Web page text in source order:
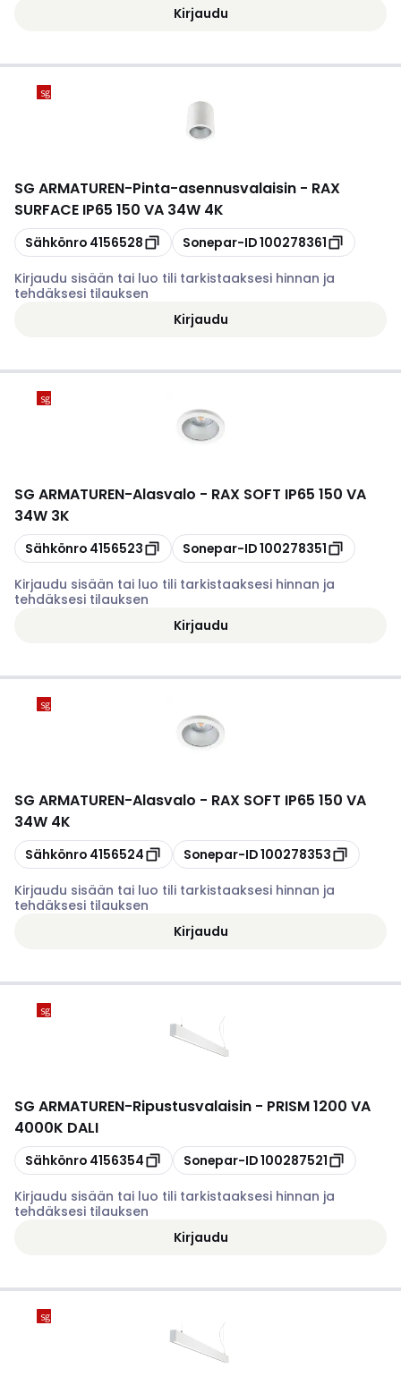
Kirjaudu
SG ARMATUREN-Pinta-asennusvalaisin - RAX
SURFACE IP65 150 VA 34W 4K
Kopioi
Sähkönro 4156528 Kopioi
Sonepar-ID100278361
Kirjaudu sisään tai luo tili tarkistaaksesi hinnan ja
tehdäksesi tilauksen
Kirjaudu
SG ARMATUREN-Alasvalo - RAX SOFT IP65 150 VA
34W 3K
Kopioi
Sähkönro 4156523 Kopioi
Sonepar-ID100278351
Kirjaudu sisään tai luo tili tarkistaaksesi hinnan ja
tehdäksesi tilauksen
Kirjaudu
SG ARMATUREN-Alasvalo - RAX SOFT IP65 150 VA
34W 4K
Kopioi
Sähkönro 4156524 Kopioi
Sonepar-ID100278353
Kirjaudu sisään tai luo tili tarkistaaksesi hinnan ja
tehdäksesi tilauksen
Kirjaudu
SG ARMATUREN-Ripustusvalaisin - PRISM 1200 VA
4000K DALI
Kopioi
Sähkönro 4156354 Kopioi
Sonepar-ID100287521
Kirjaudu sisään tai luo tili tarkistaaksesi hinnan ja
tehdäksesi tilauksen
Kirjaudu